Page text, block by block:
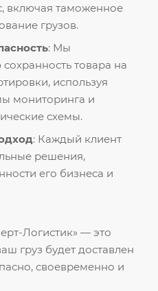
включая таможенное
грузов.
: Мы
товара на
используя
мониторинга и
схемы.
: Каждый клиент
решения,
его бизнеса и
Логистик» — это
груз будет доставлен
своевременно и